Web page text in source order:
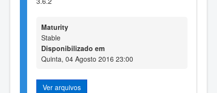
Maturity
Stable
Disponibilizado em
Quinta, 04 Agosto 2016 23:00
Ver arquivos